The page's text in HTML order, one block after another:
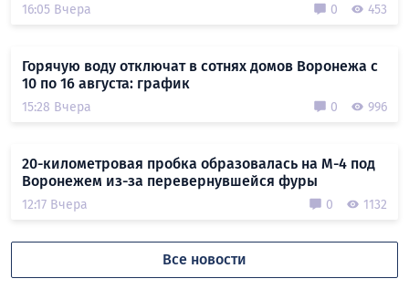
16:05 Вчера 0 453
Горячую воду отключат в сотнях домов Воронежа с
10 по 16 августа: график
15:28 Вчера 0 996
20-километровая пробка образовалась на М-4 под
Воронежем из-за перевернувшейся фуры
12:17 Вчера 0 1132
Все новости